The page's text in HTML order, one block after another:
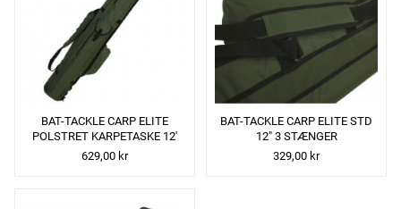
BAT-TACKLE CARP ELITE
POLSTRET KARPETASKE 12'
629,00 kr
BAT-TACKLE CARP ELITE STD
12" 3 STÆNGER
329,00 kr